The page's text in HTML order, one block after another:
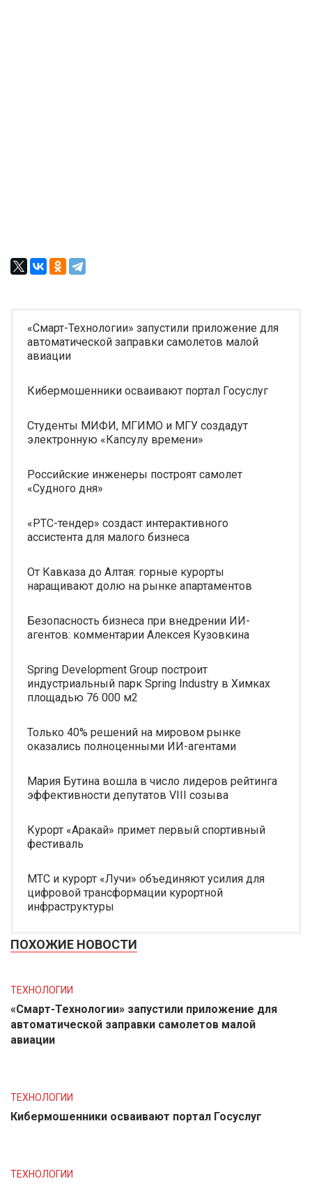
«Смарт-Технологии» запустили приложение для
автоматической заправки самолетов малой
авиации
Кибермошенники осваивают портал Госуслуг
Студенты МИФИ, МГИМО и МГУ создадут
электронную «Капсулу времени»
Российские инженеры построят самолет
«Судного дня»
«РТС-тендер» создаст интерактивного
ассистента для малого бизнеса
От Кавказа до Алтая: горные курорты
наращивают долю на рынке апартаментов
Безопасность бизнеса при внедрении ИИ-
агентов: комментарии Алексея Кузовкина
Spring Development Group построит
индустриальный парк Spring Industry в Химках
площадью 76 000 м2
Только 40% решений на мировом рынке
оказались полноценными ИИ-агентами
Мария Бутина вошла в число лидеров рейтинга
эффективности депутатов VIII созыва
Курорт «Аракай» примет первый спортивный
фестиваль
МТС и курорт «Лучи» объединяют усилия для
цифровой трансформации курортной
инфраструктуры
ПОХОЖИЕ НОВОСТИ
ТЕХНОЛОГИИ
«Смарт-Технологии» запустили приложение для
автоматической заправки самолетов малой
авиации
ТЕХНОЛОГИИ
Кибермошенники осваивают портал Госуслуг
ТЕХНОЛОГИИ